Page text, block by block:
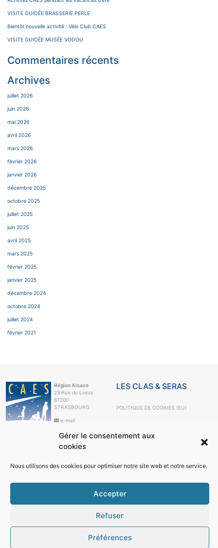
Gérer le consentement aux
cookies
Nous utilisons des cookies pour optimiser notre site web et notre service.
Accepter
Refuser
Préférences
VISITE GUIDÉE BRASSERIE PERLE
Bientôt nouvelle activité : Vélo Club CAES
VISITE GUIDÉE MUSÉE VODOU
Commentaires récents
Archives
juillet 2026
juin 2026
mai 2026
avril 2026
mars 2026
février 2026
janvier 2026
décembre 2025
octobre 2025
juillet 2025
juin 2025
avril 2025
mars 2025
février 2025
janvier 2025
décembre 2024
octobre 2024
juillet 2024
février 2021
Région Alsace
23 Rue du Loess
67200
STRASBOURG
e-mail
99
LES CLAS & SERAS
POLITIQUE DE COOKIES (EU)
LE CAES MAG